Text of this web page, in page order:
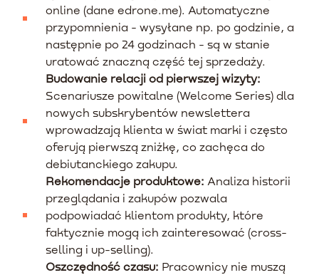
online (dane edrone.me). Automatyczne
przypomnienia - wysyłane np. po godzinie, a
następnie po 24 godzinach - są w stanie
uratować znaczną część tej sprzedaży.
Budowanie relacji od pierwszej wizyty:
Scenariusze powitalne (Welcome Series) dla
nowych subskrybentów newslettera
wprowadzają klienta w świat marki i często
oferują pierwszą zniżkę, co zachęca do
debiutanckiego zakupu.
Rekomendacje produktowe: Analiza historii
przeglądania i zakupów pozwala
podpowiadać klientom produkty, które
faktycznie mogą ich zainteresować (cross-
selling i up-selling).
Oszczędność czasu: Pracownicy nie muszą